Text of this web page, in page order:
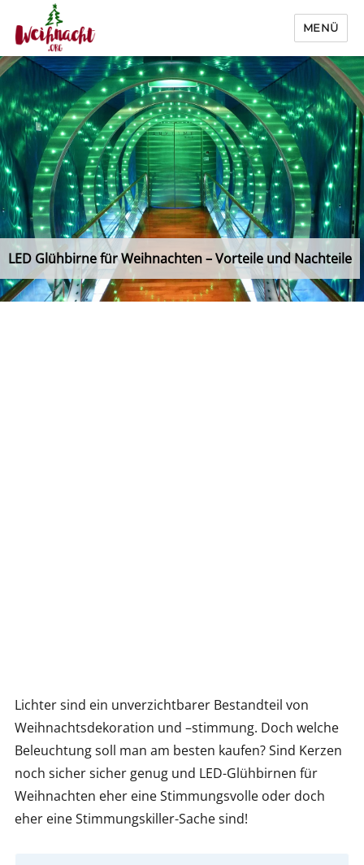
Weihnacht.org
MENÜ
LED Glühbirne für Weihnachten – Vorteile und Nachteile
Lichter sind ein unverzichtbarer Bestandteil von
Weihnachtsdekoration und –stimmung. Doch welche
Beleuchtung soll man am besten kaufen? Sind Kerzen
noch sicher sicher genug und LED-Glühbirnen für
Weihnachten eher eine Stimmungsvolle oder doch
eher eine Stimmungskiller-Sache sind!